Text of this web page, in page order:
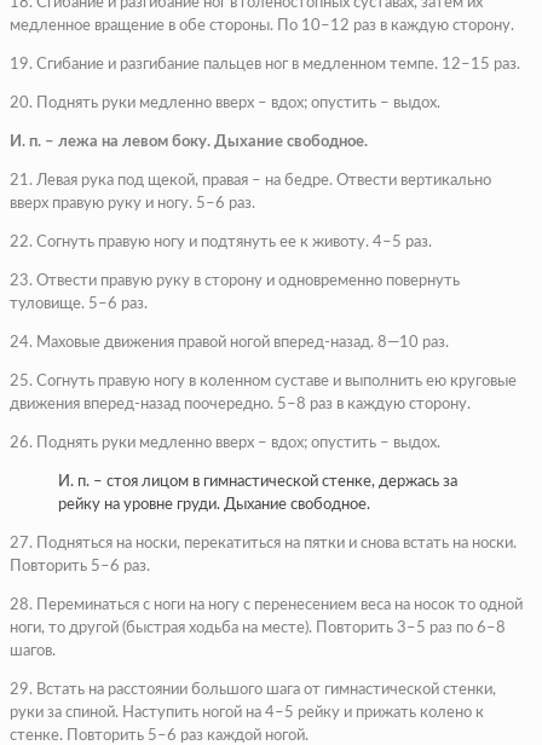
18. Сгибание и разгибание ног в голеностопных суставах, затем их
медленное вращение в обе стороны. По 10–12 раз в каждую сторону.
19. Сгибание и разгибание пальцев ног в медленном темпе. 12–15 раз.
20. Поднять руки медленно вверх – вдох; опустить – выдох.
И. п. – лежа на левом боку. Дыхание свободное.
21. Левая рука под щекой, правая – на бедре. Отвести вертикально
вверх правую руку и ногу. 5–6 раз.
22. Согнуть правую ногу и подтянуть ее к животу. 4–5 раз.
23. Отвести правую руку в сторону и одновременно повернуть
туловище. 5–6 раз.
24. Маховые движения правой ногой вперед-назад. 8—10 раз.
25. Согнуть правую ногу в коленном суставе и выполнить ею круговые
движения вперед-назад поочередно. 5–8 раз в каждую сторону.
26. Поднять руки медленно вверх – вдох; опустить – выдох.
И. п. – стоя лицом в гимнастической стенке, держась за
рейку на уровне груди. Дыхание свободное.
27. Подняться на носки, перекатиться на пятки и снова встать на носки.
Повторить 5–6 раз.
28. Переминаться с ноги на ногу с перенесением веса на носок то одной
ноги, то другой (быстрая ходьба на месте). Повторить 3–5 раз по 6–8
шагов.
29. Встать на расстоянии большого шага от гимнастической стенки,
руки за спиной. Наступить ногой на 4–5 рейку и прижать колено к
стенке. Повторить 5–6 раз каждой ногой.